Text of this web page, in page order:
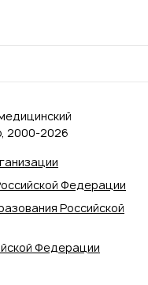
Федерации
Российской
Федерации
2000‑2026